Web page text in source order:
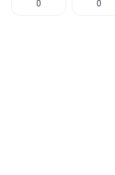
0 0